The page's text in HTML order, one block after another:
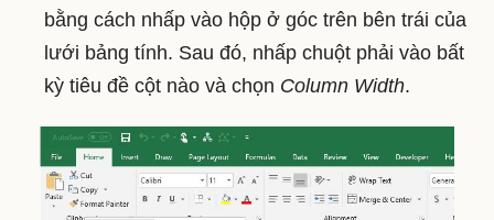
bằng cách nhấp vào hộp ở góc trên bên trái của
lưới bảng tính. Sau đó, nhấp chuột phải vào bất
kỳ tiêu đề cột nào và chọn Column Width.